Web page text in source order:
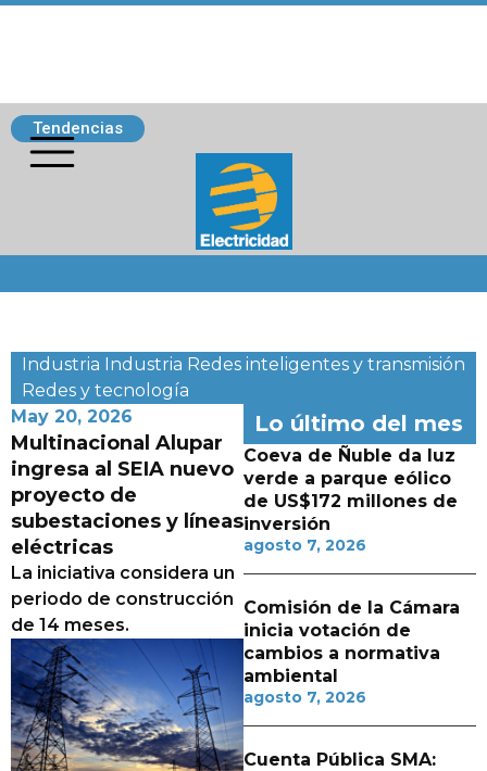
Tendencias
Industria Industria Redes inteligentes y transmisión
Redes y tecnología
May 20, 2026
Multinacional Alupar
ingresa al SEIA nuevo
proyecto de
subestaciones y líneas
eléctricas
La iniciativa considera un
periodo de construcción
de 14 meses.
Lo último del mes
Coeva de Ñuble da luz
verde a parque eólico
de US$172 millones de
inversión
agosto 7, 2026
Comisión de la Cámara
inicia votación de
cambios a normativa
ambiental
agosto 7, 2026
Cuenta Pública SMA: